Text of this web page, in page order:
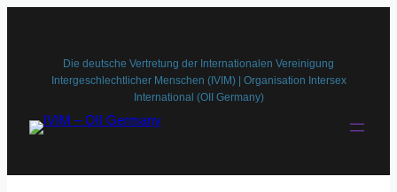
Die deutsche Vertretung der Internationalen Vereinigung
Intergeschlechtlicher Menschen (IVIM) | Organisation Intersex
International (OII Germany)